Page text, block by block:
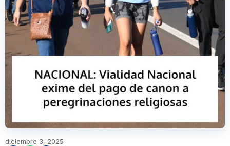
diciembre 3, 2025